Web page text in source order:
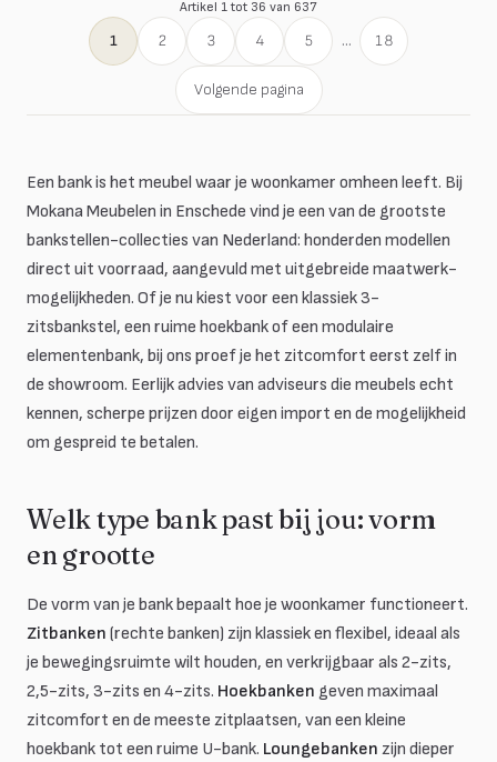
Artikel 1 tot 36 van 637
1 2 3 4 5 ... 18
Volgende pagina
Een bank is het meubel waar je woonkamer omheen leeft. Bij
Mokana Meubelen in Enschede vind je een van de grootste
bankstellen-collecties van Nederland: honderden modellen
direct uit voorraad, aangevuld met uitgebreide maatwerk-
mogelijkheden. Of je nu kiest voor een klassiek 3-
zitsbankstel, een ruime hoekbank of een modulaire
elementenbank, bij ons proef je het zitcomfort eerst zelf in
de showroom. Eerlijk advies van adviseurs die meubels echt
kennen, scherpe prijzen door eigen import en de mogelijkheid
om gespreid te betalen.
Welk type bank past bij jou: vorm
en grootte
De vorm van je bank bepaalt hoe je woonkamer functioneert.
Zitbanken (rechte banken) zijn klassiek en flexibel, ideaal als
je bewegingsruimte wilt houden, en verkrijgbaar als 2-zits,
2,5-zits, 3-zits en 4-zits. Hoekbanken geven maximaal
zitcomfort en de meeste zitplaatsen, van een kleine
hoekbank tot een ruime U-bank. Loungebanken zijn dieper